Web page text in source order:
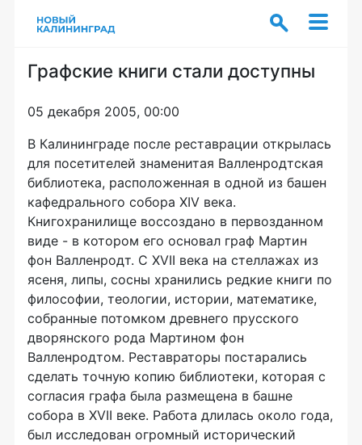
Графские книги стали доступны
05 декабря 2005, 00:00
В Калининграде после реставрации открылась
для посетителей знаменитая Валленродтская
библиотека, расположенная в одной из башен
кафедрального собора XIV века.
Книгохранилище воссоздано в первозданном
виде - в котором его основал граф Мартин
фон Валленродт. С XVII века на стеллажах из
ясеня, липы, сосны хранились редкие книги по
философии, теологии, истории, математике,
собранные потомком древнего прусского
дворянского рода Мартином фон
Валленродтом. Реставраторы постарались
сделать точную копию библиотеки, которая с
согласия графа была размещена в башне
собора в XVII веке. Работа длилась около года,
был исследован огромный исторический